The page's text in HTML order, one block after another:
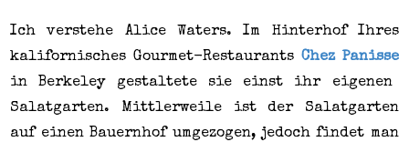
Ich verstehe Alice Waters. Im Hinterhof Ihres
kalifornisches Gourmet-Restaurants Chez Panisse
in Berkeley gestaltete sie einst ihr eigenen
Salatgarten. Mittlerweile ist der Salatgarten
auf einen Bauernhof umgezogen, jedoch findet man